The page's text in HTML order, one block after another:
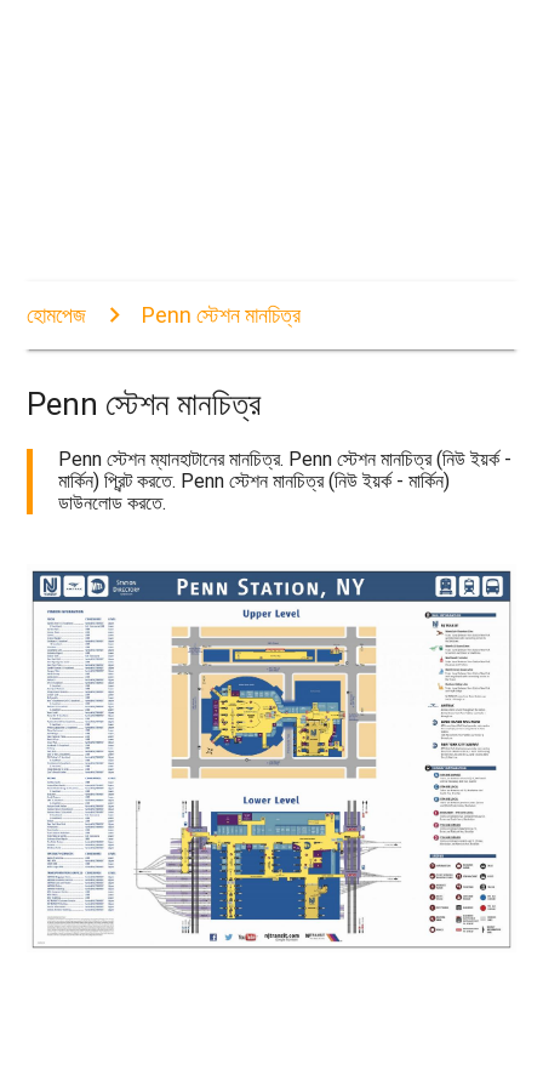
হোমপেজ Penn স্টেশন মানচিত্র
Penn স্টেশন মানচিত্র
Penn স্টেশন ম্যানহাটানের মানচিত্র. Penn স্টেশন মানচিত্র (নিউ ইয়র্ক -
মার্কিন) প্রিন্ট করতে. Penn স্টেশন মানচিত্র (নিউ ইয়র্ক - মার্কিন)
ডাউনলোড করতে.